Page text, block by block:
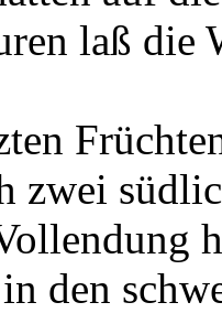
laß die
zwei
den